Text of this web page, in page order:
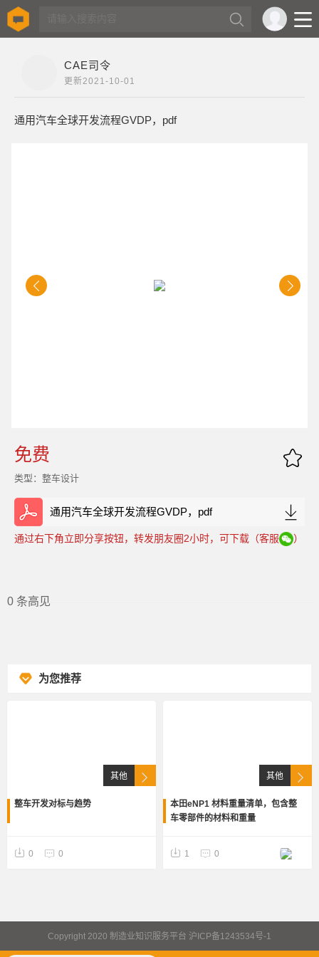
CAE司令
更新2021-10-01
通用汽车全球开发流程GVDP，pdf
免费
类型：整车设计
通用汽车全球开发流程GVDP，pdf
通过右下角立即分享按钮，转发朋友圈2小时，可下载（客服 ）
0 条高见
为您推荐
其他
整车开发对标与趋势
0 0
其他
本田eNP1 材料重量清单，包含整
车零部件的材料和重量
1 0
Copyright 2020 制造业知识服务平台 沪ICP备1243534号-1